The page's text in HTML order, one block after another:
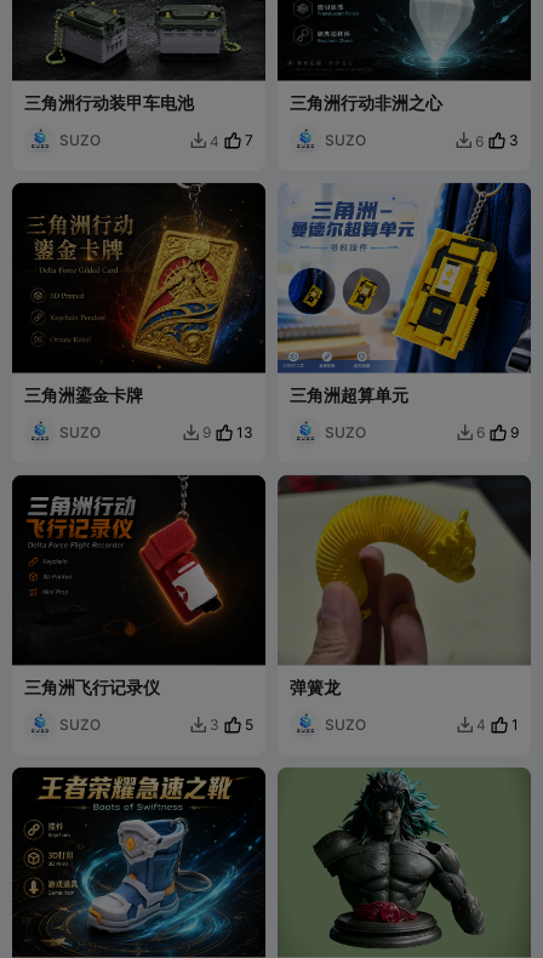
三角洲行动装甲车电池
SUZO  4 7
三角洲行动非洲之心
SUZO  6 3
三角洲鎏金卡牌
SUZO  9 13
三角洲超算单元
SUZO  6 9
三角洲飞行记录仪
SUZO  3 5
弹簧龙
SUZO  4 1